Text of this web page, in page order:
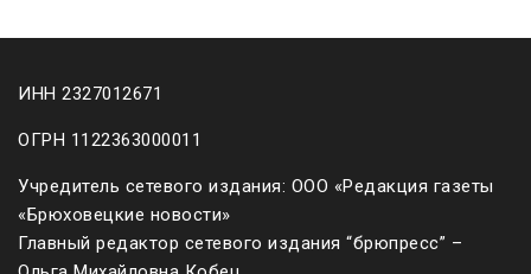
ИНН 2327012671
ОГРН 1122363000011
Учредитель сетевого издания: ООО «Редакция газеты
«Брюховецкие новости»
Главный редактор сетевого издания “брюпресс” –